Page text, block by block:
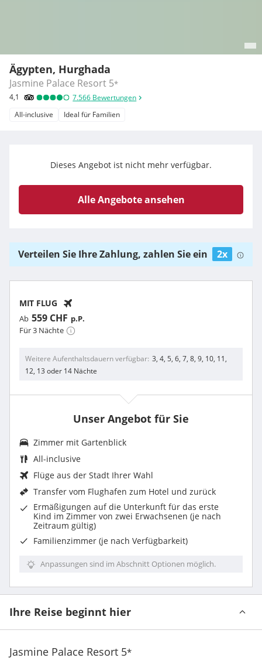
Ägypten, Hurghada
Jasmine Palace Resort 5*
4,1 7.566 Bewertungen
All-inclusive
Ideal für Familien
Dieses Angebot ist nicht mehr verfügbar.
Alle Angebote ansehen
Verteilen Sie Ihre Zahlung, zahlen Sie ein 2x
MIT FLUG
Ab 559 CHF p.P.
Für 3 Nächte
Weitere Aufenthaltsdauern verfügbar 3, 4, 5, 6, 7, 8, 9, 10, 11,
12, 13 oder 14 Nächte
Unser Angebot für Sie
Zimmer mit Gartenblick
All-inclusive
Flüge aus der Stadt Ihrer Wahl
Transfer vom Flughafen zum Hotel und zurück
Ermäßigungen auf die Unterkunft für das erste
Kind im Zimmer von zwei Erwachsenen (je nach
Zeitraum gültig)
Familienzimmer (je nach Verfügbarkeit)
Anpassungen sind im Abschnitt Optionen möglich.
Ihre Reise beginnt hier
Jasmine Palace Resort 5*